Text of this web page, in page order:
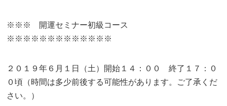
※※※ 開運セミナー初級コース
※※※※※※※※※※※※※
２０１９年６月１日（土）開始１４：００ 終了１７：０
０頃（時間は多少前後する可能性があります。ご了承くだ
さい。）